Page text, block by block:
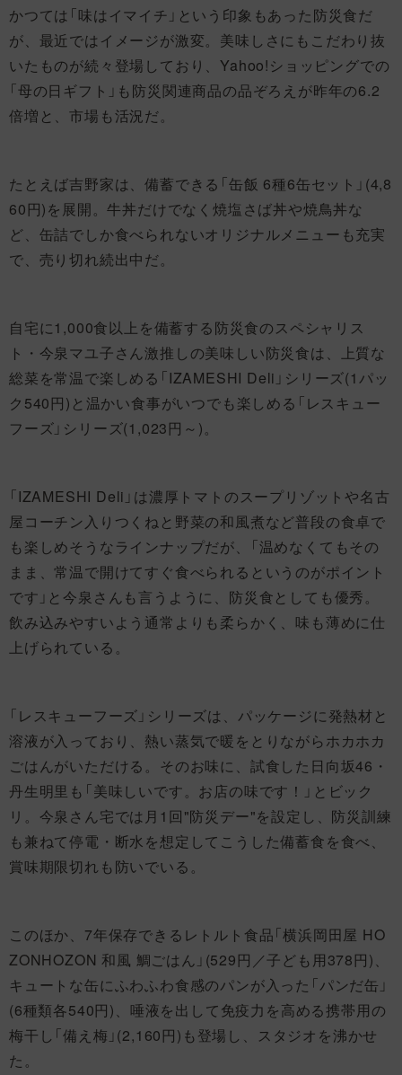
かつては「味はイマイチ」という印象もあった防災食だ
が、最近ではイメージが激変。美味しさにもこだわり抜
いたものが続々登場しており、Yahoo!ショッピングでの
「母の日ギフト」も防災関連商品の品ぞろえが昨年の6.2
倍増と、市場も活況だ。
たとえば吉野家は、備蓄できる「缶飯 6種6缶セット」(4,8
60円)を展開。牛丼だけでなく焼塩さば丼や焼鳥丼な
ど、缶詰でしか食べられないオリジナルメニューも充実
で、売り切れ続出中だ。
自宅に1,000食以上を備蓄する防災食のスペシャリス
ト・今泉マユ子さん激推しの美味しい防災食は、上質な
総菜を常温で楽しめる「IZAMESHI Deli」シリーズ(1パッ
ク540円)と温かい食事がいつでも楽しめる「レスキュー
フーズ」シリーズ(1,023円～)。
「IZAMESHI Deli」は濃厚トマトのスープリゾットや名古
屋コーチン入りつくねと野菜の和風煮など普段の食卓で
も楽しめそうなラインナップだが、「温めなくてもその
まま、常温で開けてすぐ食べられるというのがポイント
です」と今泉さんも言うように、防災食としても優秀。
飲み込みやすいよう通常よりも柔らかく、味も薄めに仕
上げられている。
「レスキューフーズ」シリーズは、パッケージに発熱材と
溶液が入っており、熱い蒸気で暖をとりながらホカホカ
ごはんがいただける。そのお味に、試食した日向坂46・
丹生明里も「美味しいです。お店の味です！」とビック
リ。今泉さん宅では月1回"防災デー"を設定し、防災訓練
も兼ねて停電・断水を想定してこうした備蓄食を食べ、
賞味期限切れも防いでいる。
このほか、7年保存できるレトルト食品「横浜岡田屋 HO
ZONHOZON 和風 鯛ごはん」(529円／子ども用378円)、
キュートな缶にふわふわ食感のパンが入った「パンだ缶」
(6種類各540円)、唾液を出して免疫力を高める携帯用の
梅干し「備え梅」(2,160円)も登場し、スタジオを沸かせ
た。